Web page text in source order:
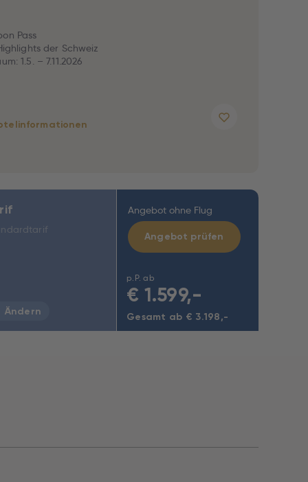
Pass
der Schweiz
1.5. – 7.11.2026
Angebot ohne Flug
p.P. ab
€ 1.599,-
Gesamt ab € 3.198,-
Angebot prüfen
Ändern